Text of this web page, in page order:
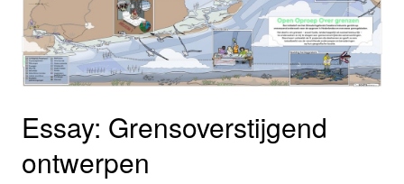
Essay: Grensoverstijgend
ontwerpen